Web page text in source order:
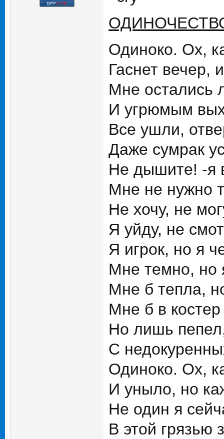
Одиноко. Ох,
Гаснет вечер,
Мне остались
И угрюмым
Все ушли,
Даже сумрак
Не дышите! -я
Мне не нужно
Не хочу, не
Я уйду, не
Я игрок, но я
Мне темно, но
Мне б тепла,
Мне б в
Но лишь
С
Одиноко. Ох,
И уныло, но
Не один я
В этой грязью